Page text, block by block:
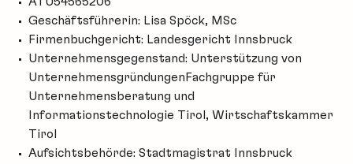
Geschäftsführerin: Lisa Spöck, MSc
Firmenbuchgericht: Landesgericht Innsbruck
Unternehmensgegenstand: Unterstützung von
UnternehmensgründungenFachgruppe für
Unternehmensberatung und
Informationstechnologie Tirol, Wirtschaftskammer
Tirol
Aufsichtsbehörde: Stadtmagistrat Innsbruck